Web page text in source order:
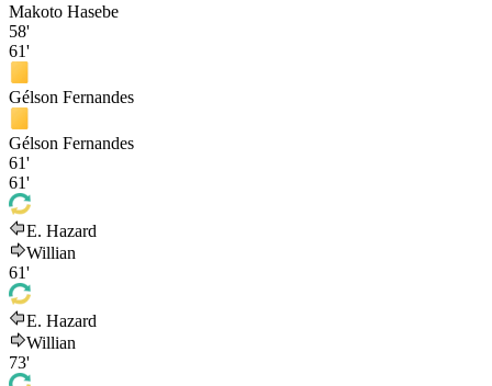
Makoto Hasebe
58'
61'
Gélson Fernandes
Gélson Fernandes
61'
61'
E. Hazard
Willian
61'
E. Hazard
Willian
73'